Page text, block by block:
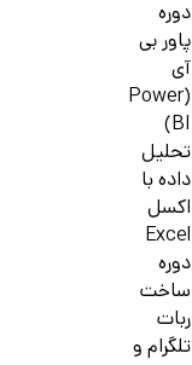
دوره
پاور بی
آی
(Power
BI)
تحلیل
داده با
اکسل
Excel
دوره
ساخت
ربات
تلگرام و